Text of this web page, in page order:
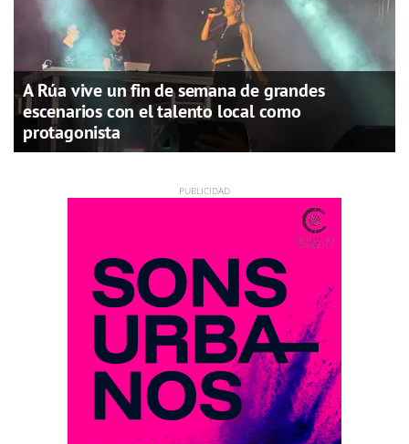
A Rúa vive un fin de semana de grandes
escenarios con el talento local como
protagonista